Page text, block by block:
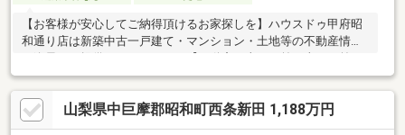
【お客様が安心してご納得頂けるお家探しを】ハウスドゥ甲府昭
和通り店は新築中古一戸建て・マンション・土地等の不動産情報
しない】このテーマを第1に誠実かつ真摯に向き合い当店舗に関わ
る全てのお客様が幸せにお取引出来るようお約束致します。お家
のご購入は物件探しだけでなく、住宅ローン、リフォーム、火災
保険、お引越し等多々に渡るお手続きが必要です。全てのお手続
山梨県中巨摩郡昭和町西条新田 1,188万円